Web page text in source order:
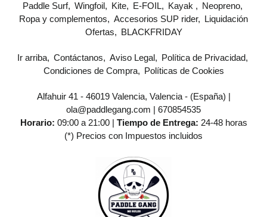
Paddle Surf Wingfoil Kite E-FOIL Kayak
Neopreno
Ropa y complementos
Accesorios SUP rider
Liquidación
Ofertas
BLACKFRIDAY
Ir arriba Contáctanos Aviso Legal
Política de Privacidad
Condiciones de Compra
Políticas de Cookies
Alfahuir 41 - 46019 Valencia, Valencia - (España) |
ola@paddlegang.com | 670854535
Horario: 09:00 a 21:00 | Tiempo de Entrega: 24-48 horas
(*) Precios con Impuestos incluidos